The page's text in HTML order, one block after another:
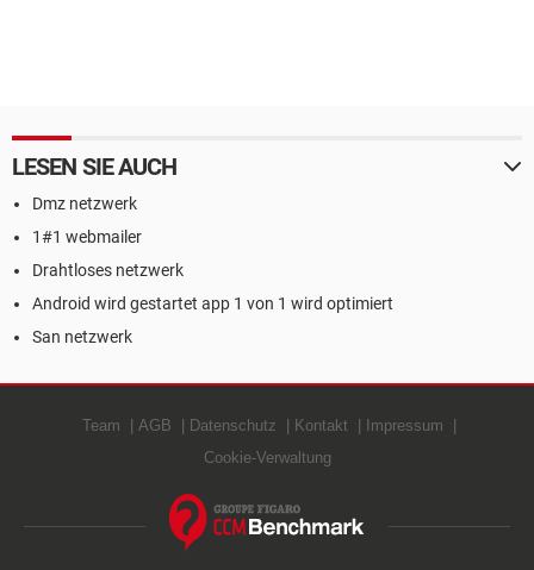
LESEN SIE AUCH
Dmz netzwerk
1#1 webmailer
Drahtloses netzwerk
Android wird gestartet app 1 von 1 wird optimiert
San netzwerk
Team AGB Datenschutz Kontakt
Impressum
Cookie-Verwaltung